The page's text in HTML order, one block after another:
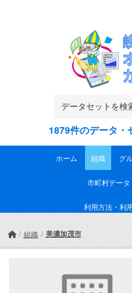
1879件のデータ・
ホーム 組織 グ
市町村データ
利用方法・利
組織 美濃加茂市